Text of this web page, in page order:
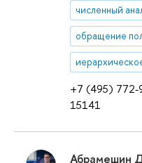
+7 (495) 772-
15141
численный
Абрамешин